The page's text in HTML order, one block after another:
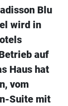
Blu
wird in
auf
Haus hat
vom
Suite mit